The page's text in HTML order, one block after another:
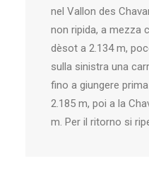
nel Vallon des
non ripida, a mezza
dèsot a 2.134 m,
sulla sinistra una
fino a giungere
2.185 m, poi a la
m. Per il ritorno si